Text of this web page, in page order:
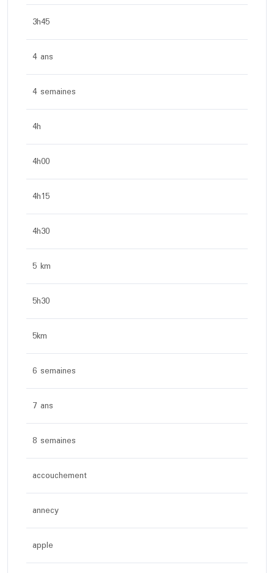
3h45
4 ans
4 semaines
4h
4h00
4h15
4h30
5 km
5h30
5km
6 semaines
7 ans
8 semaines
accouchement
annecy
apple